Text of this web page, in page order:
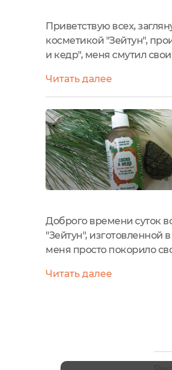
Приветствую всех,
косметикой "Зейтун",
и кедр", меня смутил
известно,...
Читать далее
Доброго времени суток
"Зейтун",
меня просто покорило
в такой...
Читать далее